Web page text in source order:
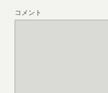
コメント